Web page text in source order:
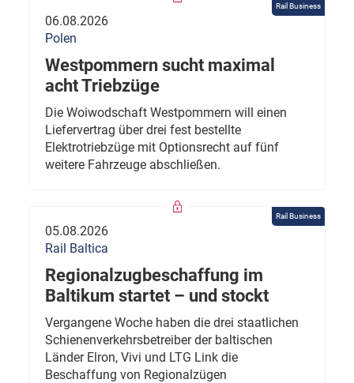
Rail Business
06.08.2026
Polen
Westpommern sucht maximal
acht Triebzüge
Die Woiwodschaft Westpommern will einen
Liefervertrag über drei fest bestellte
Elektrotriebzüge mit Optionsrecht auf fünf
weitere Fahrzeuge abschließen.
Rail Business
05.08.2026
Rail Baltica
Regionalzugbeschaffung im
Baltikum startet – und stockt
Vergangene Woche haben die drei staatlichen
Schienenverkehrsbetreiber der baltischen
Länder Elron, Vivi und LTG Link die
Beschaffung von Regionalzügen